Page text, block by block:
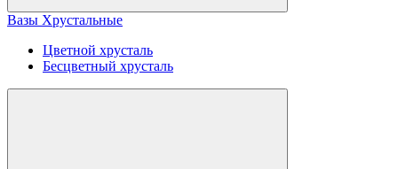
Вазы Хрустальные
Цветной хрусталь
Бесцветный хрусталь